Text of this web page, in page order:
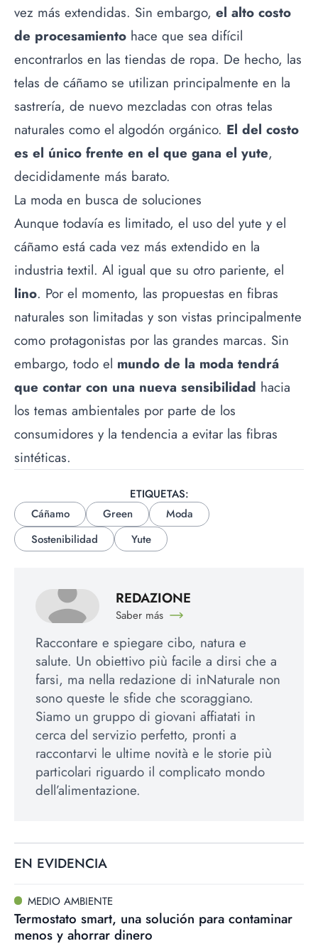
vez más extendidas. Sin embargo, el alto costo
de procesamiento hace que sea difícil
encontrarlos en las tiendas de ropa. De hecho, las
telas de cáñamo se utilizan principalmente en la
sastrería, de nuevo mezcladas con otras telas
naturales como el algodón orgánico. El del costo
es el único frente en el que gana el yute,
decididamente más barato.
La moda en busca de soluciones
Aunque todavía es limitado, el uso del yute y el
cáñamo está cada vez más extendido en la
industria textil. Al igual que su otro pariente, el
lino. Por el momento, las propuestas en fibras
naturales son limitadas y son vistas principalmente
como protagonistas por las grandes marcas. Sin
embargo, todo el mundo de la moda tendrá
que contar con una nueva sensibilidad hacia
los temas ambientales por parte de los
consumidores y la tendencia a evitar las fibras
sintéticas.
ETIQUETAS:
Cáñamo
Green
Moda
Sostenibilidad
Yute
REDAZIONE
Saber más
Raccontare e spiegare cibo, natura e
salute. Un obiettivo più facile a dirsi che a
farsi, ma nella redazione di inNaturale non
sono queste le sfide che scoraggiano.
Siamo un gruppo di giovani affiatati in
cerca del servizio perfetto, pronti a
raccontarvi le ultime novità e le storie più
particolari riguardo il complicato mondo
dell’alimentazione.
EN EVIDENCIA
MEDIO AMBIENTE
Termostato smart, una solución para contaminar
menos y ahorrar dinero